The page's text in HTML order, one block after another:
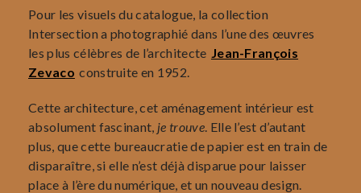
Pour les visuels du catalogue, la collection
Intersection a photographié dans l’une des œuvres
les plus célèbres de l’architecte Jean-François
Zevaco construite en 1952.
Cette architecture, cet aménagement intérieur est
absolument fascinant, je trouve. Elle l’est d’autant
plus, que cette bureaucratie de papier est en train de
disparaître, si elle n’est déjà disparue pour laisser
place à l’ère du numérique, et un nouveau design.